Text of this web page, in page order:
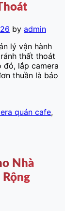
by admin
lý vận hành
thất thoát
đó, lắp camera
thuần là bảo
quán cafe,
Nhà